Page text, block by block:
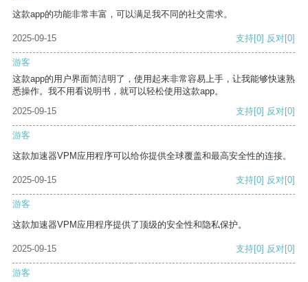
这款app的功能非常丰富，可以满足我不同的社交需求。
2025-09-15 支持[0] 反对[0]
游客
这款app的用户界面简洁明了，使用起来非常容易上手，让我能够快速熟
悉操作。我不用看说明书，就可以轻松使用这款app。
2025-09-15
支持[0] 反对[0]
游客
这款加速器VPM应用程序可以给你提供全球覆盖和最高安全性的连接。
2025-09-15 支持[0] 反对[0]
游客
这款加速器VPM应用程序提供了顶级的安全性和隐私保护。
2025-09-15 支持[0] 反对[0]
游客